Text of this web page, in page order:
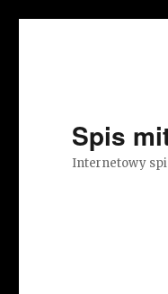
Spis
Internetowy